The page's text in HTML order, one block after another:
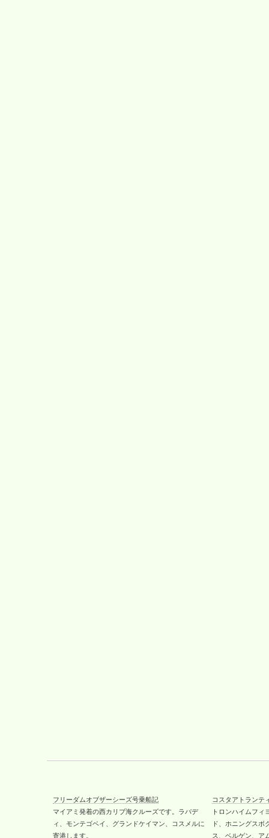
フリーダムオブザーシーズ号乗船記
マイアミ発着の西カリブ海クルーズです。ラバデ
ィ、モンテゴベイ、グランドケイマン、コスメルに
寄港します。
コスタアトランテ
トロンハイムフィ
ド、ホニングスボ
ス、ベルゲン、ア